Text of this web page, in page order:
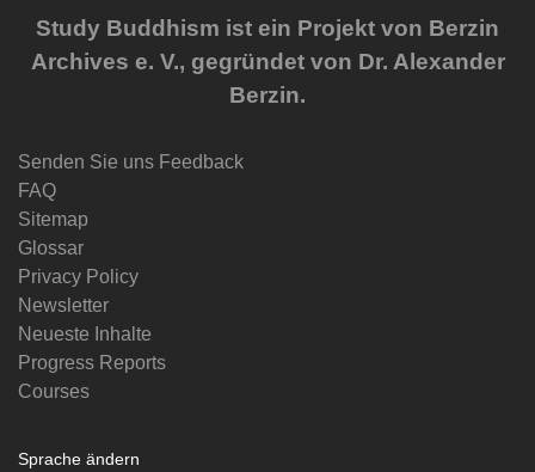
Study Buddhism ist ein Projekt von Berzin
Archives e. V., gegründet von Dr. Alexander
Berzin.
Senden Sie uns Feedback
FAQ
Sitemap
Glossar
Privacy Policy
Newsletter
Neueste Inhalte
Progress Reports
Courses
Sprache ändern